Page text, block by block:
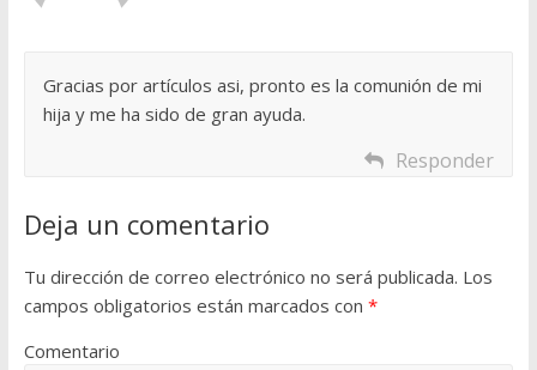
Gracias por artículos asi, pronto es la comunión de mi
hija y me ha sido de gran ayuda.
Responder
Deja un comentario
Tu dirección de correo electrónico no será publicada. Los
campos obligatorios están marcados con *
Comentario